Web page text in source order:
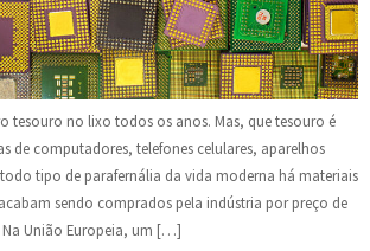
tesouro no lixo todos os anos. Mas, que tesouro é
de computadores, telefones celulares, aparelhos
tipo de parafernália da vida moderna há materiais
sendo comprados pela indústria por preço de
União Europeia, um […]